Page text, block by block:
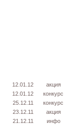
12.01.12 акция
12.01.12
конкурс
25.12.11
конкурс
23.12.11
акция
21.12.11
инфо